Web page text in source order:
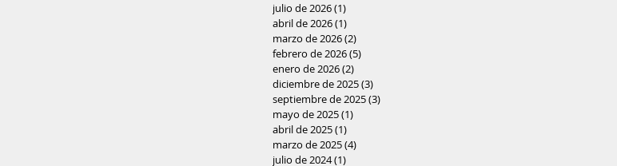
julio de 2026(1)
abril de 2026(1)
marzo de 2026(2)
febrero de 2026(5)
enero de 2026(2)
diciembre de 2025(3)
septiembre de 2025(3)
mayo de 2025(1)
abril de 2025(1)
marzo de 2025(4)
julio de 2024(1)